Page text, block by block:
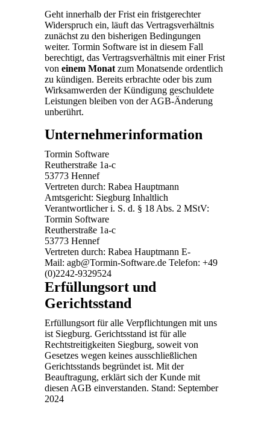
Geht innerhalb der Frist ein fristgerechter
Widerspruch ein, läuft das Vertrags­verhältnis
zunächst zu den bisherigen Bedingungen
weiter. Tormin Software ist in diesem Fall
berechtigt, das Vertragsverhältnis mit einer Frist
von einem Monat zum Monatsende ordentlich
zu kündigen. Bereits erbrachte oder bis zum
Wirksamwerden der Kündigung geschuldete
Leistungen bleiben von der AGB-Änderung
unberührt.
Unternehmerinformation
Tormin Software
Reutherstraße 1a-c
53773 Hennef
Vertreten durch: Rabea Hauptmann
Amtsgericht: Siegburg Inhaltlich
Verantwortlicher i. S. d. § 18 Abs. 2 MStV:
Tormin Software
Reutherstraße 1a-c
53773 Hennef
Vertreten durch: Rabea Hauptmann E-
Mail: agb@Tormin-Software.de Telefon: +49
(0)2242-9329524
Erfüllungsort und
Gerichtsstand
Erfüllungsort für alle Verpflichtungen mit uns
ist Siegburg. Gerichtsstand ist für alle
Rechtstreitigkeiten Siegburg, soweit von
Gesetzes wegen keines ausschließlichen
Gerichtsstands begründet ist. Mit der
Beauftragung, erklärt sich der Kunde mit
diesen AGB einverstanden. Stand: September
2024